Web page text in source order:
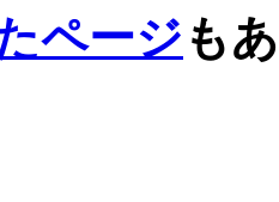
ページ も